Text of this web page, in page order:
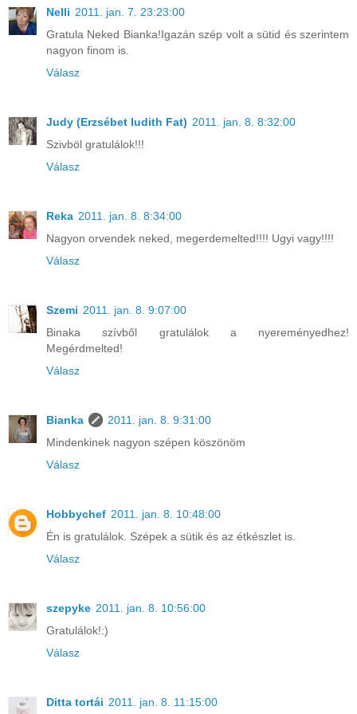
Nelli 2011. jan. 7. 23:23:00
Gratula Neked Bianka!Igazán szép volt a sütid és szerintem
nagyon finom is.
Válasz
Judy (Erzsébet Iudith Fat) 2011. jan. 8. 8:32:00
Szivböl gratulálok!!!
Válasz
Reka 2011. jan. 8. 8:34:00
Nagyon orvendek neked, megerdemelted!!!! Ugyi vagy!!!!
Válasz
Szemi 2011. jan. 8. 9:07:00
Binaka szívből gratulálok a nyereményedhez!
Megérdmelted!
Válasz
Bianka
2011. jan. 8. 9:31:00
Mindenkinek nagyon szépen köszönöm
Válasz
Hobbychef 2011. jan. 8. 10:48:00
Én is gratulálok. Szépek a sütik és az étkészlet is.
Válasz
szepyke 2011. jan. 8. 10:56:00
Gratulálok!:)
Válasz
Ditta tortái 2011. jan. 8. 11:15:00